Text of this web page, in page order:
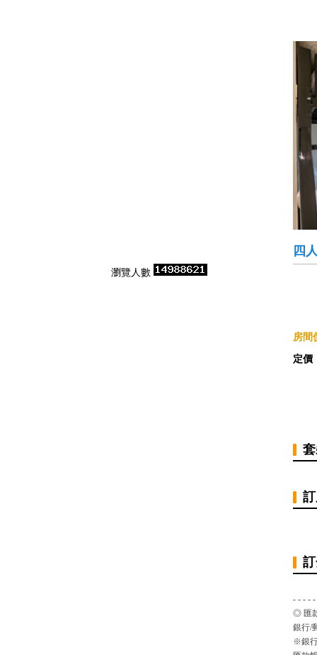
瀏覽人數
四
房間
定價
- - - -
◎ 匯
銀行/
※銀